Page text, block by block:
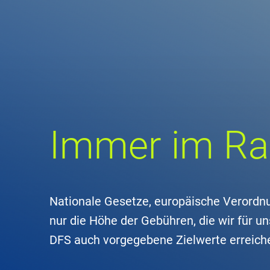
Immer im
Nationale Gesetze, europäische
nur die Höhe der Gebühren, die wir für
DFS auch vorgegebene Zielwerte